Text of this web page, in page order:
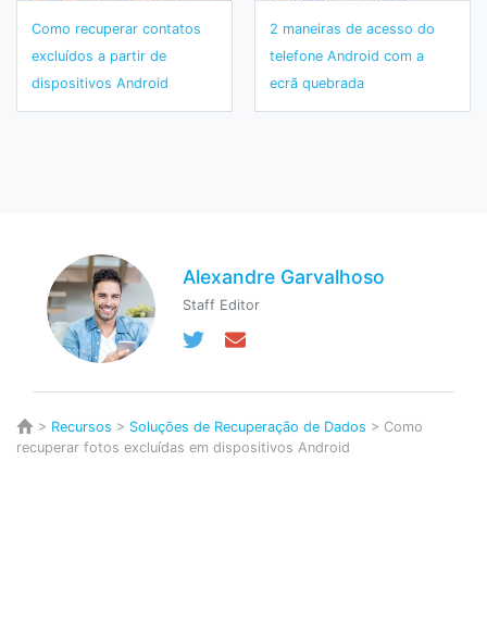
Como recuperar contatos
excluídos a partir de
dispositivos Android
2 maneiras de acesso do
telefone Android com a
ecrã quebrada
Alexandre Garvalhoso
Staff Editor
> Recursos > Soluções de Recuperação de Dados > Como
recuperar fotos excluídas em dispositivos Android